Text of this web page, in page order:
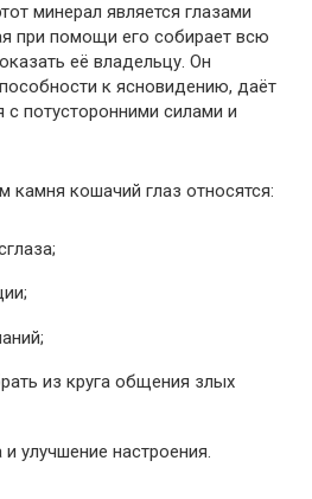
минерал является глазами
при помощи его собирает всю
её владельцу. Он
к ясновидению, даёт
потусторонними силами и
камня кошачий глаз относятся:
из круга общения злых
и улучшение настроения.